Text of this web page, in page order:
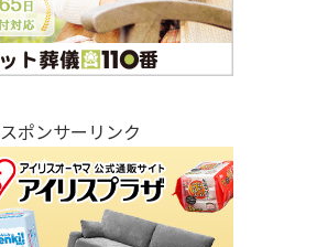
スポンサーリンク